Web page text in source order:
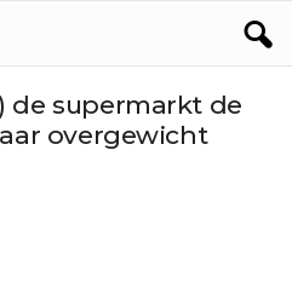
de supermarkt de
overgewicht